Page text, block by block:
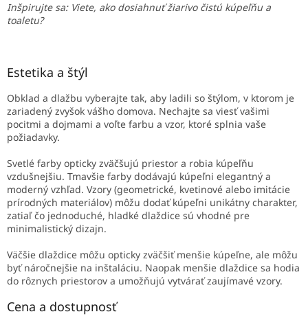
Inšpirujte sa: Viete, ako dosiahnuť žiarivo čistú kúpeľňu a
toaletu?
Estetika a štýl
Obklad a dlažbu vyberajte tak, aby ladili so štýlom, v ktorom je
zariadený zvyšok vášho domova. Nechajte sa viesť vašimi
pocitmi a dojmami a voľte farbu a vzor, ktoré splnia vaše
požiadavky.
Svetlé farby opticky zväčšujú priestor a robia kúpeľňu
vzdušnejšiu. Tmavšie farby dodávajú kúpeľni elegantný a
moderný vzhľad. Vzory (geometrické, kvetinové alebo imitácie
prírodných materiálov) môžu dodať kúpeľni unikátny charakter,
zatiaľ čo jednoduché, hladké dlaždice sú vhodné pre
minimalistický dizajn.
Väčšie dlaždice môžu opticky zväčšiť menšie kúpeľne, ale môžu
byť náročnejšie na inštaláciu. Naopak menšie dlaždice sa hodia
do rôznych priestorov a umožňujú vytvárať zaujímavé vzory.
Cena a dostupnosť